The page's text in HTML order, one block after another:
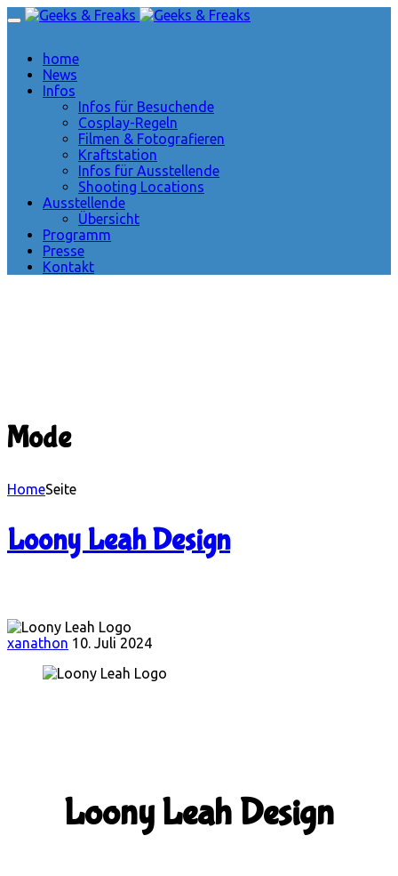
home
News
Infos
Infos für Besuchende
Cosplay-Regeln
Filmen & Fotografieren
Kraftstation
Infos für Ausstellende
Shooting Locations
Ausstellende
Übersicht
Programm
Presse
Kontakt
Mode
HomeSeite
Loony Leah Design
xanathon 10. Juli 2024
Loony Leah Design